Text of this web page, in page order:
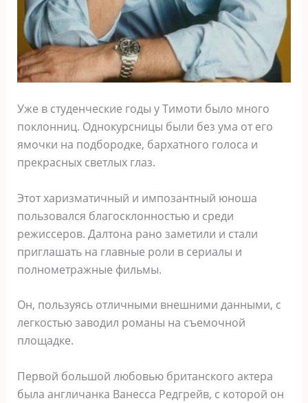
Уже в студенческие годы у Тимоти было много
поклонниц. Однокурсницы были без ума от его
ямочки на подбородке, бархатного голоса и
прекрасных светлых глаз.
Этот харизматичный и импозантный юноша
пользовался благосклонностью и среди
режиссеров. Далтона рано заметили и стали
приглашать на главные роли в сериалы и
полнометражные фильмы.
Он, пользуясь отличными внешними данными, с
легкостью заводил романы на съемочной
площадке.
Первой большой любовью британского актера
была англичанка Ванесса Редгрейв, с которой он